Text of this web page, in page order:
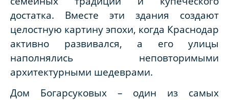
достатка. Вместе эти здания создают
целостную картину эпохи, когда Краснодар
активно развивался, а его улицы
наполнялись неповторимыми
архитектурными шедеврами.
Дом Богарсуковых – один из самых